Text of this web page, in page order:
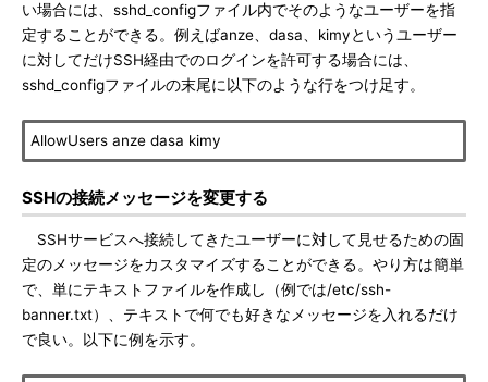
い場合には、sshd_configファイル内でそのようなユーザーを指
定することができる。例えばanze、dasa、kimyというユーザー
に対してだけSSH経由でのログインを許可する場合には、
sshd_configファイルの末尾に以下のような行をつけ足す。
AllowUsers anze dasa kimy
SSHの接続メッセージを変更する
SSHサービスへ接続してきたユーザーに対して見せるための固
定のメッセージをカスタマイズすることができる。やり方は簡単
で、単にテキストファイルを作成し（例では/etc/ssh-
banner.txt）、テキストで何でも好きなメッセージを入れるだけ
で良い。以下に例を示す。